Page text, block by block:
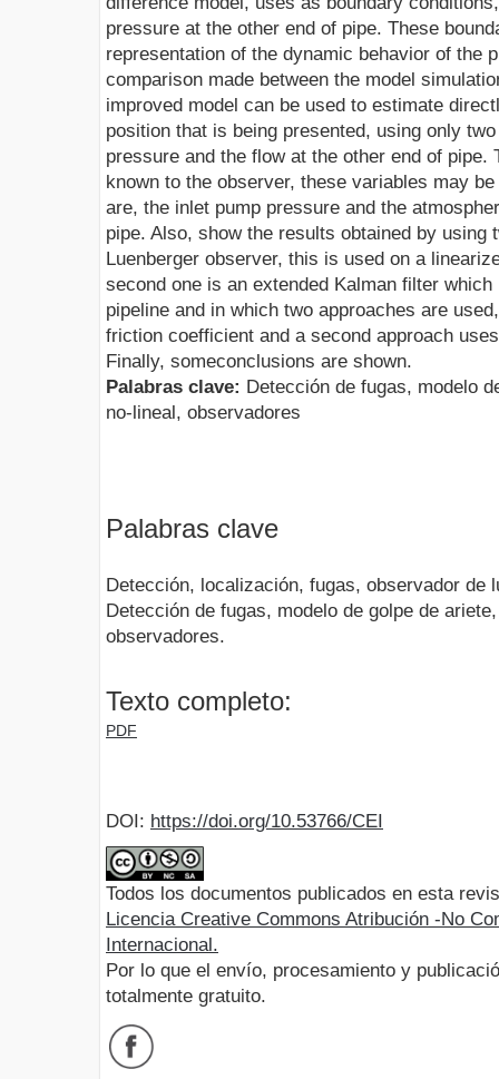
pressure at the other end of pipe. These
representation of the dynamic behavior of the
comparison made between the model
improved model can be used to estimate
position that is being presented, using only
pressure and the flow at the other end of pipe.
known to the observer, these variables may
are, the inlet pump pressure and the
pipe. Also, show the results obtained by
Luenberger observer, this is used on a
second one is an extended Kalman filter
pipeline and in which two approaches are
friction coefficient and a second approach
Finally, someconclusions are shown.
Palabras clave: Detección de fugas, modelo
no-lineal, observadores
Palabras clave
Detección, localización, fugas, observador de
Detección de fugas, modelo de golpe de
observadores.
Texto completo:
PDF
DOI: https://doi.org/10.53766/CEI
Todos los documentos publicados en esta
Licencia Creative Commons Atribución -No
Internacional.
Por lo que el envío, procesamiento y
totalmente gratuito.